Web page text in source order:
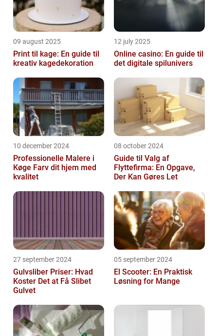
09 august 2025
Print til kage: En guide til
kreativ kagedekoration
12 july 2025
Online casino: En guide til
det digitale spilunivers
10 december 2024
Professionelle Malere i
Køge Farv dit hjem med
kvalitet
08 october 2024
Guide til Valg af
Flyttefirma: En Opgave,
Der Kan Gøres Let
27 september 2024
Gulvsliber Priser: Hvad
Koster Det at Få Slibet
Gulvet
05 september 2024
El Scooter: En Praktisk
Løsning for Mange